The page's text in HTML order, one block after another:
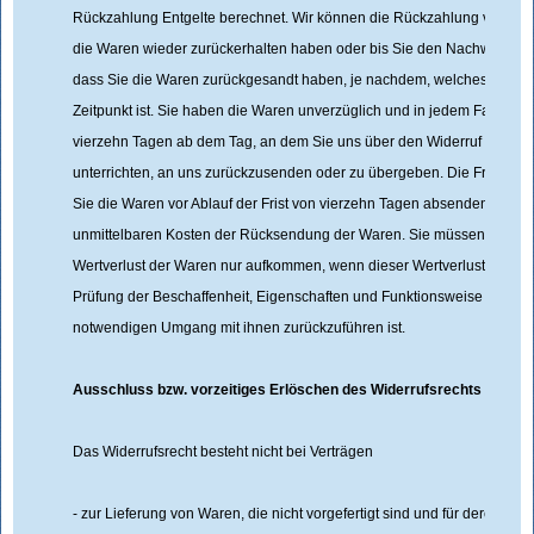
Rückzahlung Entgelte berechnet. Wir können die Rückzahlung
die Waren wieder zurückerhalten haben oder bis Sie den Nachweis
dass Sie die Waren zurückgesandt haben, je nachdem, welches der
Zeitpunkt ist. Sie haben die Waren unverzüglich und in jedem Fall
vierzehn Tagen ab dem Tag, an dem Sie uns über den Widerruf dieses
unterrichten, an uns zurückzusenden oder zu übergeben. Die Frist ist
Sie die Waren vor Ablauf der Frist von vierzehn Tagen absenden. Sie
unmittelbaren Kosten der Rücksendung der Waren. Sie müssen für
Wertverlust der Waren nur aufkommen, wenn dieser Wertverlust auf
Prüfung der Beschaffenheit, Eigenschaften und Funktionsweise der
notwendigen Umgang mit ihnen zurückzuführen ist.
Ausschluss bzw. vorzeitiges Erlöschen des Widerrufsrechts
Das Widerrufsrecht besteht nicht bei Verträgen
- zur Lieferung von Waren, die nicht vorgefertigt sind und für deren